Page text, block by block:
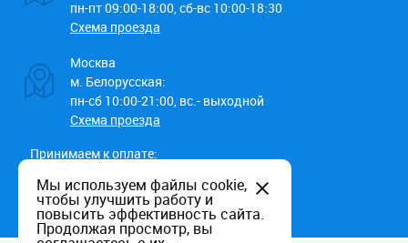
пн-пт 09:00-18:00, сб-вс 10:00-18:30
Схема проезда
Москва
м. Белорусская:
пн-сб 10:00-21:00, вс.- выходной
Схема проезда
Принимаем к оплате:
Мы используем файлы cookie,
чтобы улучшить работу и
повысить эффективность сайта.
Продолжая просмотр, вы